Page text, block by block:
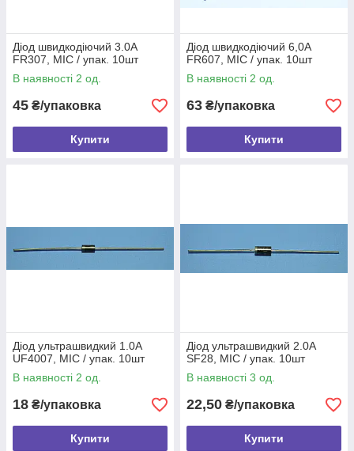
Діод швидкодіючий 3.0A
FR307, MIC / упак. 10шт
В наявності 2 од.
45 ₴/упаковка
Купити
Діод швидкодіючий 6,0А
FR607, MIC / упак. 10шт
В наявності 2 од.
63 ₴/упаковка
Купити
Діод ультрашвидкий 1.0A
UF4007, MIC / упак. 10шт
В наявності 2 од.
18 ₴/упаковка
Купити
Діод ультрашвидкий 2.0A
SF28, MIC / упак. 10шт
В наявності 3 од.
22,50 ₴/упаковка
Купити